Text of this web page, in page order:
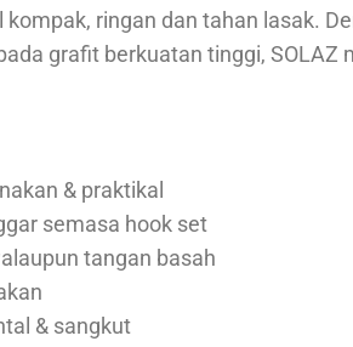
ringan dan tahan lasak.
grafit berkuatan tinggi, SOLAZ
& praktikal
semasa hook set
tangan basah
& sangkut